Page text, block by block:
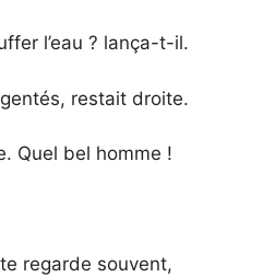
l’eau ? lança-t-il.
restait droite.
Quel bel homme !
regarde souvent,